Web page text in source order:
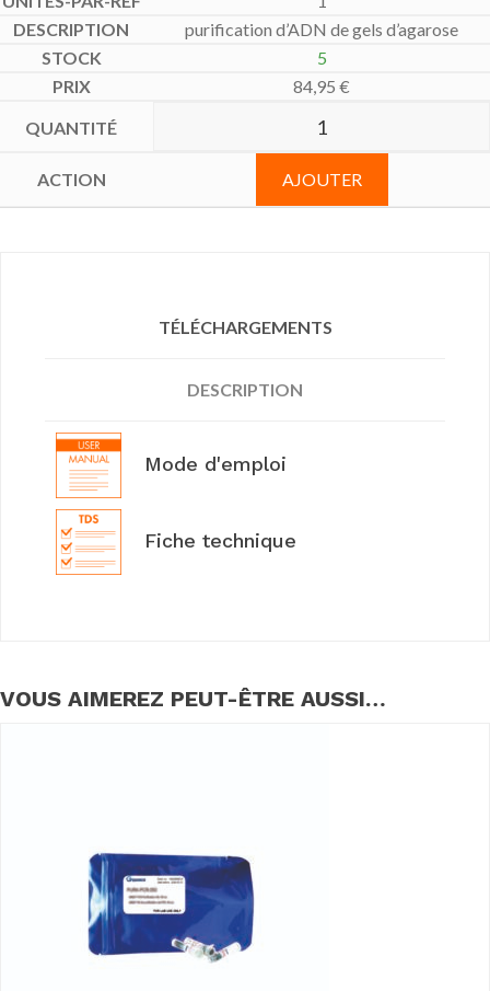
purification d’ADN de gels d’agarose
5
84,95 €
AJOUTER
TÉLÉCHARGEMENTS
DESCRIPTION
Mode d'emploi
Fiche technique
VOUS AIMEREZ PEUT-ÊTRE AUSSI…